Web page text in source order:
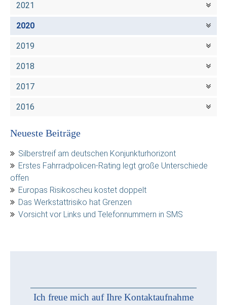
2021
2020
2019
2018
2017
2016
Neueste Beiträge
Silberstreif am deutschen Konjunkturhorizont
Erstes Fahrradpolicen-Rating legt große Unterschiede
offen
Europas Risikoscheu kostet doppelt
Das Werkstattrisiko hat Grenzen
Vorsicht vor Links und Telefonnummern in SMS
Ich freue mich auf Ihre Kontaktaufnahme